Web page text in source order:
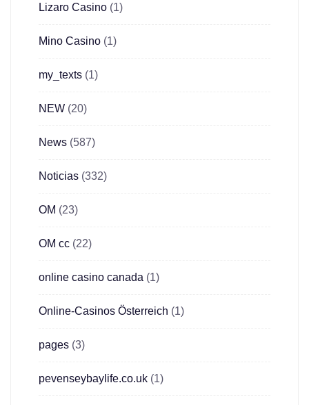
Lizaro Casino (1)
Mino Casino (1)
my_texts (1)
NEW (20)
News (587)
Noticias (332)
OM (23)
OM cc (22)
online casino canada (1)
Online-Casinos Österreich (1)
pages (3)
pevenseybaylife.co.uk (1)